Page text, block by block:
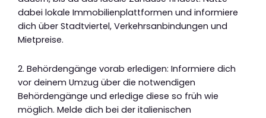
dabei lokale Immobilienplattformen und informiere
dich über Stadtviertel, Verkehrsanbindungen und
Mietpreise.
2. Behördengänge vorab erledigen: Informiere dich
vor deinem Umzug über die notwendigen
Behördengänge und erledige diese so früh wie
möglich. Melde dich bei der italienischen